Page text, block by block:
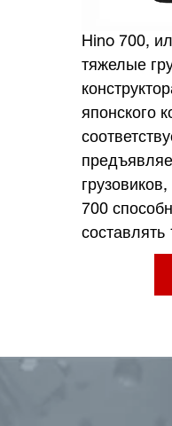
Hino 700,
тяжелые
японского
700